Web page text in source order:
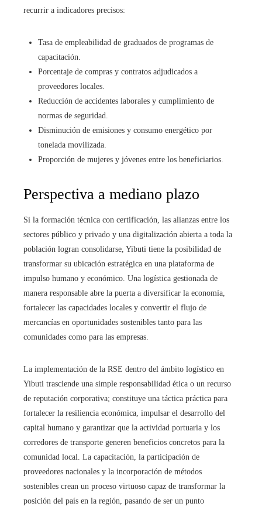
recurrir a indicadores precisos:
Tasa de empleabilidad de graduados de programas de
capacitación.
Porcentaje de compras y contratos adjudicados a
proveedores locales.
Reducción de accidentes laborales y cumplimiento de
normas de seguridad.
Disminución de emisiones y consumo energético por
tonelada movilizada.
Proporción de mujeres y jóvenes entre los beneficiarios.
Perspectiva a mediano plazo
Si la formación técnica con certificación, las alianzas entre los
sectores público y privado y una digitalización abierta a toda la
población logran consolidarse, Yibuti tiene la posibilidad de
transformar su ubicación estratégica en una plataforma de
impulso humano y económico. Una logística gestionada de
manera responsable abre la puerta a diversificar la economía,
fortalecer las capacidades locales y convertir el flujo de
mercancías en oportunidades sostenibles tanto para las
comunidades como para las empresas.
La implementación de la RSE dentro del ámbito logístico en
Yibuti trasciende una simple responsabilidad ética o un recurso
de reputación corporativa; constituye una táctica práctica para
fortalecer la resiliencia económica, impulsar el desarrollo del
capital humano y garantizar que la actividad portuaria y los
corredores de transporte generen beneficios concretos para la
comunidad local. La capacitación, la participación de
proveedores nacionales y la incorporación de métodos
sostenibles crean un proceso virtuoso capaz de transformar la
posición del país en la región, pasando de ser un punto